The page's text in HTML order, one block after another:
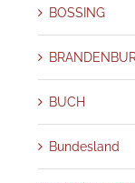
BOSSING
BUCH
Bundesland